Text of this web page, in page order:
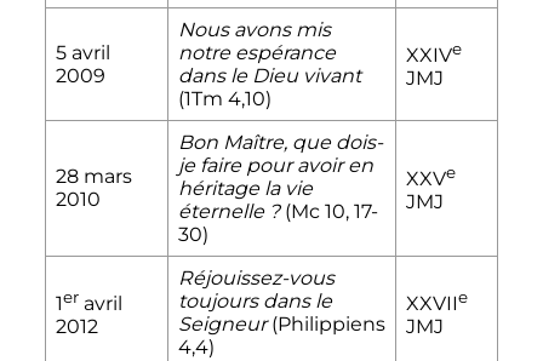
5 avril
2009
Nous avons mis
notre espérance
dans le Dieu vivant
(1Tm 4,10)
XXIVe
JMJ
28 mars
2010
Bon Maître, que dois-
je faire pour avoir en
héritage la vie
éternelle ?(Mc 10, 17-
30)
XXVe
JMJ
1er avril
2012
Réjouissez-vous
toujours dans le
Seigneur(Philippiens
4,4)
XXVIIe
JMJ